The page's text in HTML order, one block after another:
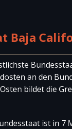
Baja
an den
bildet die
ist in 7